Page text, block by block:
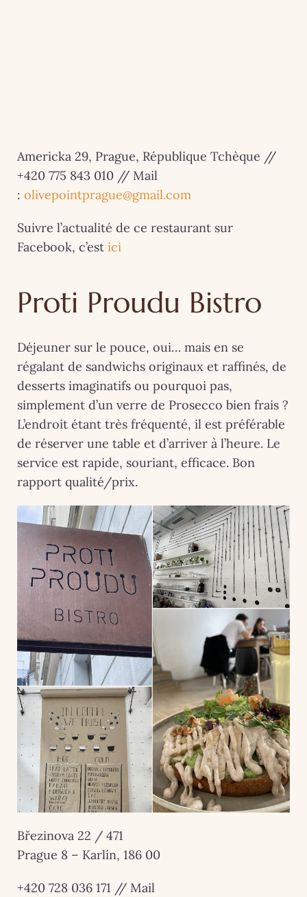
Americka 29, Prague, République Tchèque //
+420 775 843 010 // Mail
: olivepointprague@gmail.com
Suivre l’actualité de ce restaurant sur
Facebook, c’est ici
Proti Proudu Bistro
Déjeuner sur le pouce, oui… mais en se
régalant de sandwichs originaux et raffinés, de
desserts imaginatifs ou pourquoi pas,
simplement d’un verre de Prosecco bien frais ?
L’endroit étant très fréquenté, il est préférable
de réserver une table et d’arriver à l’heure. Le
service est rapide, souriant, efficace. Bon
rapport qualité/prix.
Březinova 22 / 471
Prague 8 – Karlín, 186 00
+420 728 036 171 // Mail